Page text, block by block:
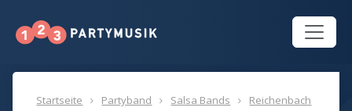
Startseite Partyband Salsa Bands Reichenbach